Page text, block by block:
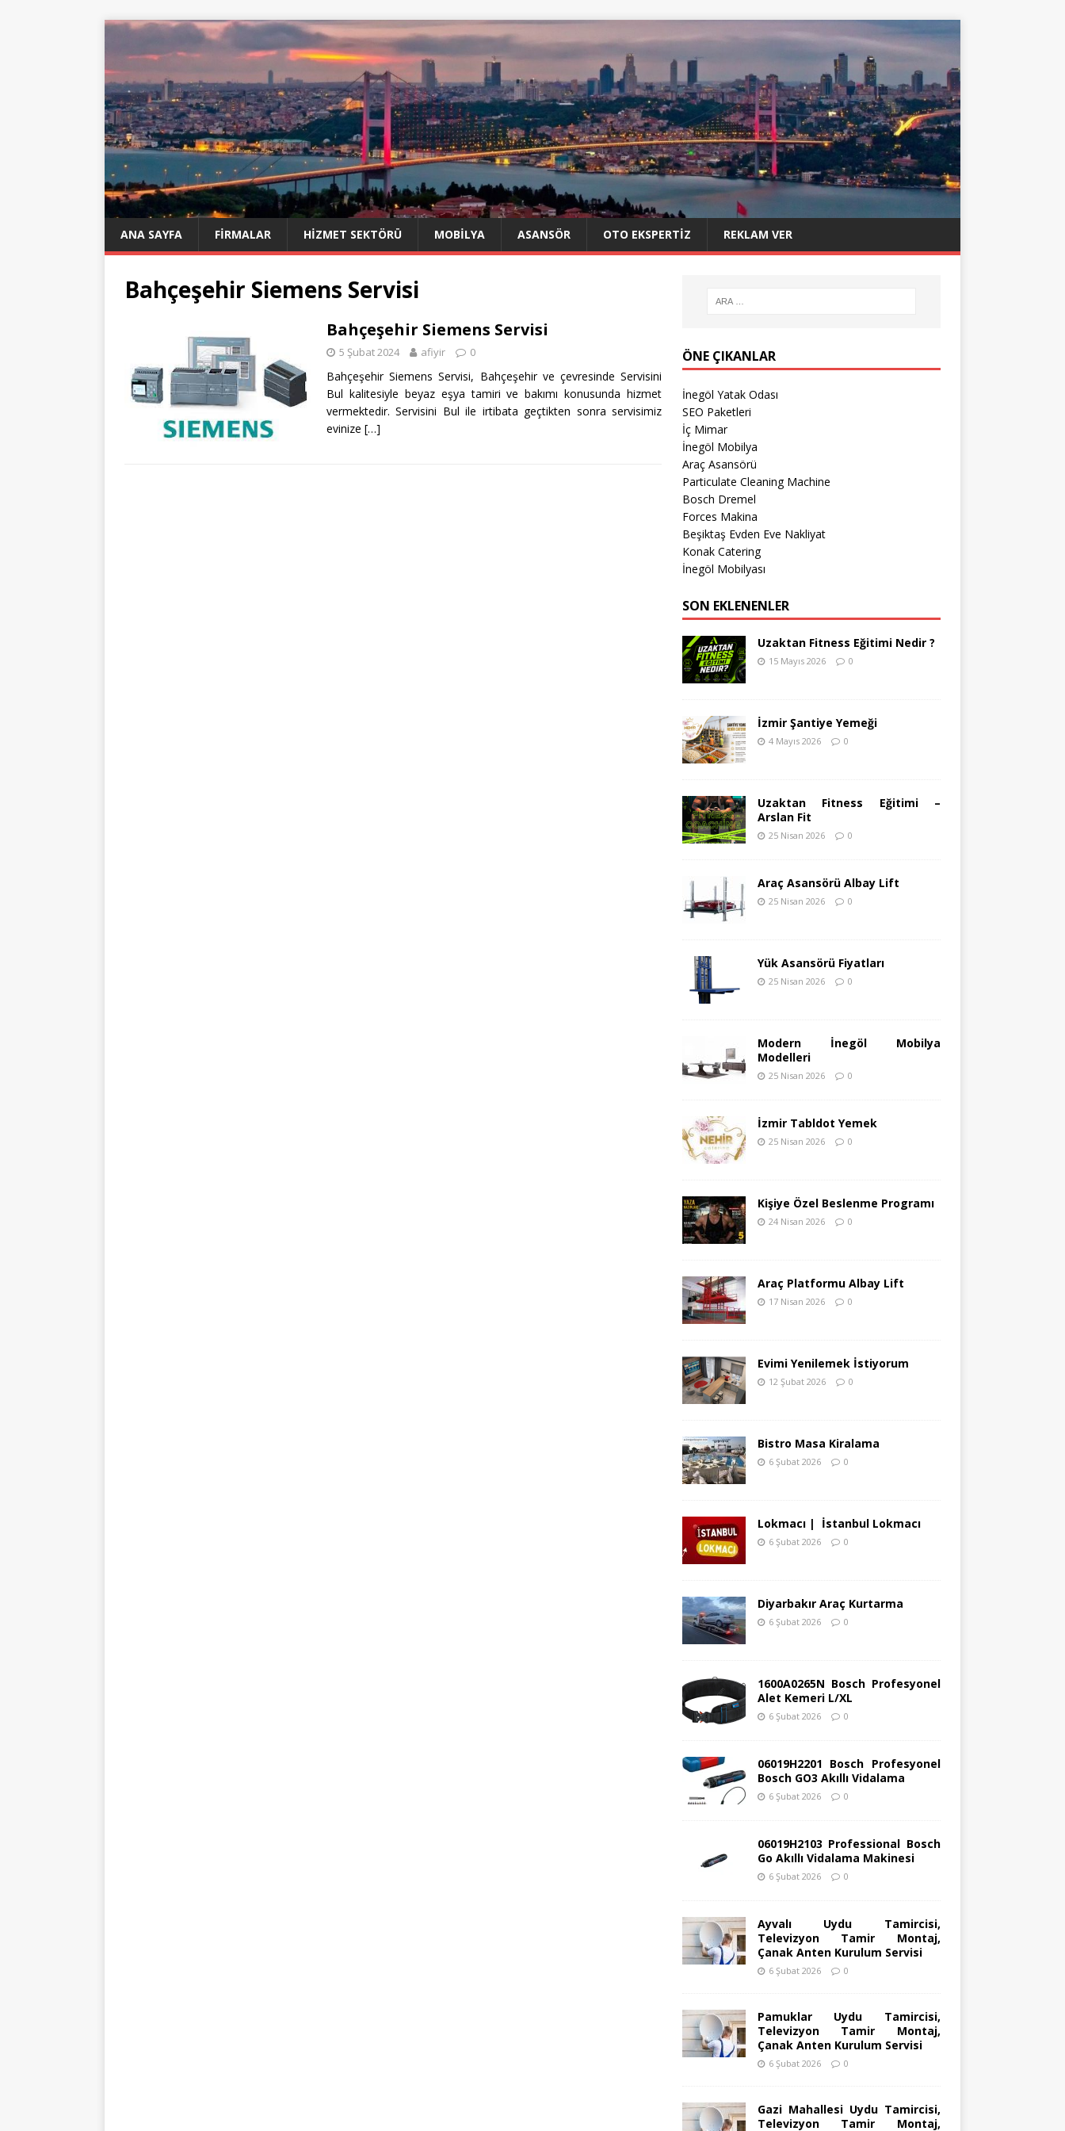
ANA SAYFA FIRMALAR HIZMET SEKTÖRÜ MOBILYA ASANSÖR OTO EKSPERTIZ REKLAM VER
Bahçeşehir Siemens Servisi
Bahçeşehir Siemens Servisi
5 Şubat 2024 afiyir 0
Bahçeşehir Siemens Servisi, Bahçeşehir ve çevresinde Servisini
Bul kalitesiyle beyaz eşya tamiri ve bakımı konusunda hizmet
vermektedir. Servisini Bul ile irtibata geçtikten sonra servisimiz
evinize […]
ÖNE ÇIKANLAR
İnegöl Yatak Odası
SEO Paketleri
İç Mimar
İnegöl Mobilya
Araç Asansörü
Particulate Cleaning Machine
Bosch Dremel
Forces Makina
Beşiktaş Evden Eve Nakliyat
Konak Catering
İnegöl Mobilyası
SON EKLENENLER
Uzaktan Fitness Eğitimi Nedir ?
15 Mayıs 2026 0
İzmir Şantiye Yemeği
4 Mayıs 2026 0
Uzaktan Fitness Eğitimi –
Arslan Fit
25 Nisan 2026 0
Araç Asansörü Albay Lift
25 Nisan 2026 0
Yük Asansörü Fiyatları
25 Nisan 2026 0
Modern İnegöl Mobilya
Modelleri
25 Nisan 2026 0
İzmir Tabldot Yemek
25 Nisan 2026 0
Kişiye Özel Beslenme Programı
24 Nisan 2026 0
Araç Platformu Albay Lift
17 Nisan 2026 0
Evimi Yenilemek İstiyorum
12 Şubat 2026 0
Bistro Masa Kiralama
6 Şubat 2026 0
Lokmacı | İstanbul Lokmacı
6 Şubat 2026 0
Diyarbakır Araç Kurtarma
6 Şubat 2026 0
1600A0265N Bosch Profesyonel
Alet Kemeri L/XL
6 Şubat 2026 0
06019H2201 Bosch Profesyonel
Bosch GO3 Akıllı Vidalama
6 Şubat 2026 0
06019H2103 Professional Bosch
Go Akıllı Vidalama Makinesi
6 Şubat 2026 0
Ayvalı Uydu Tamircisi,
Televizyon Tamir Montaj,
Çanak Anten Kurulum Servisi
6 Şubat 2026 0
Pamuklar Uydu Tamircisi,
Televizyon Tamir Montaj,
Çanak Anten Kurulum Servisi
6 Şubat 2026 0
Gazi Mahallesi Uydu Tamircisi,
Televizyon Tamir Montaj,